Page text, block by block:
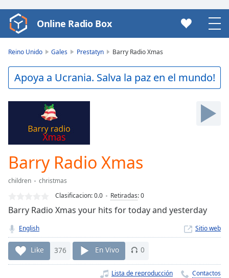
Video
Player
Play
Video
Mute
Current
Time0:00
0.00%
TypeLIVE
Seek to
live,
currently
Online Radio Box
Reino Unido Gales Prestatyn Barry Radio Xmas
Apoya a Ucrania. Salva la paz en el mundo!
Barry Radio Xmas
children
christmas
Clasificacion:0.0 Retiradas:0
Barry Radio Xmas your hits for today and yesterday
English Sitio web
Like 376 En Vivo 0
Lista de reproducción Contactos